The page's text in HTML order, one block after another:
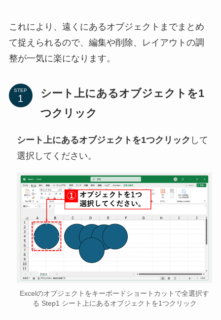
これにより、遠くにあるオブジェクトまでまとめ
て捉えられるので、編集や削除、レイアウトの調
整が一気に楽になります。
STEP
シート上にあるオブジェクトを1
つクリック
シート上にあるオブジェクトを1つクリック して
選択してください。
Excelのオブジェクトをキーボードショートカットで全選択す
る Step1 シート上にあるオブジェクトを1つクリック